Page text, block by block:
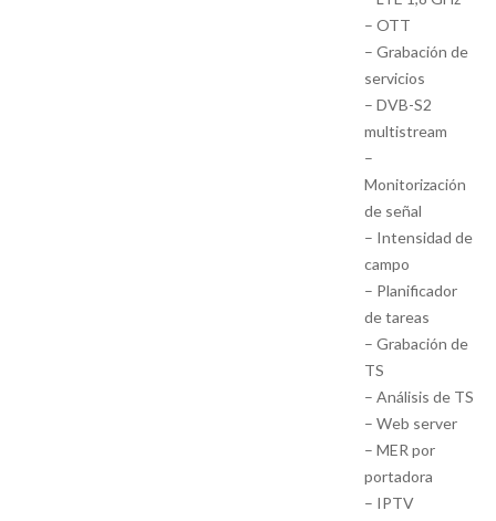
– OTT
– Grabación de
servicios
– DVB-S2
multistream
–
Monitorización
de señal
– Intensidad de
campo
– Planificador
de tareas
– Grabación de
TS
– Análisis de TS
– Web server
– MER por
portadora
– IPTV